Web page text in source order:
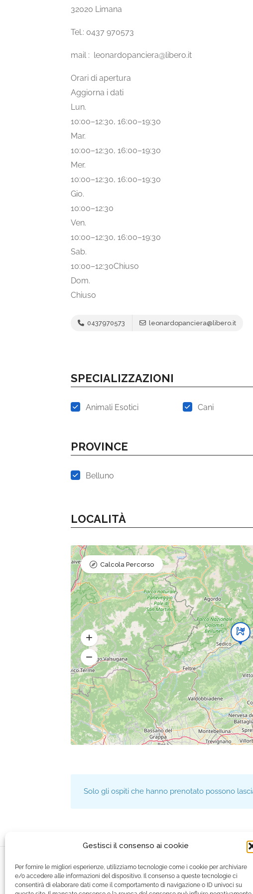
Gestisci il consenso ai cookie
Per fornire le migliori esperienze, utilizziamo tecnologie come i cookie per archiviare
e/o accedere alle informazioni del dispositivo. Il consenso a queste tecnologie ci
consentirà di elaborare dati come il comportamento di navigazione o ID univoci su
32020 Limana
Tel.: 0437 970573
mail : leonardopanciera@libero.it
Orari di apertura
Aggiorna i dati
Lun.
10:00–12:30, 16:00–19:30
Mar.
10:00–12:30, 16:00–19:30
Mer.
10:00–12:30, 16:00–19:30
Gio.
10:00–12:30
Ven.
10:00–12:30, 16:00–19:30
Sab.
10:00–12:30Chiuso
Dom.
Chiuso
0437970573 leonardopanciera@libero.it
SPECIALIZZAZIONI
Animali Esotici Cani
PROVINCE
Belluno
LOCALITÀ
Calcola Percorso
Solo gli ospiti che hanno prenotato possono